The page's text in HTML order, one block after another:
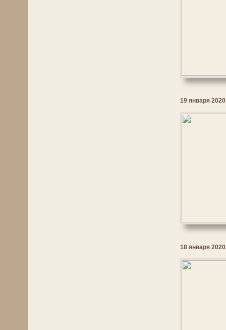
19 января 2020
18 января 2020